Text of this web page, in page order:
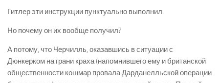
Гитлер эти инструкции пунктуально выполнил.
Но почему он их вообще получил?
А потому, что Черчилль, оказавшись в ситуации с
Дюнкерком на грани краха (напомнившего ему и британской
общественности кошмар провала Дарданелльской операции